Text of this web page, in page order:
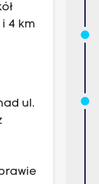
4 km
ul.